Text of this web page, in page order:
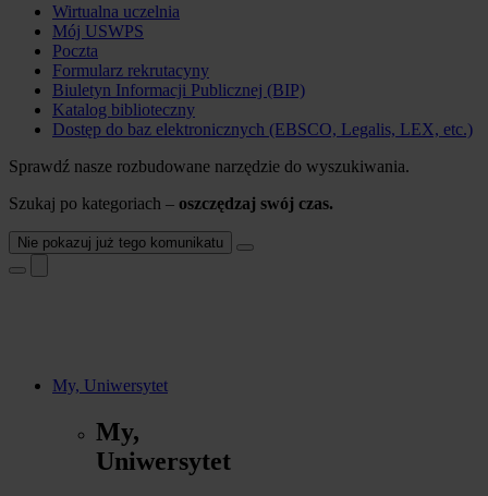
Wirtualna uczelnia
Mój USWPS
Poczta
Formularz rekrutacyny
Biuletyn Informacji Publicznej (BIP)
Katalog biblioteczny
Dostęp do baz elektronicznych (EBSCO, Legalis, LEX, etc.)
Sprawdź nasze rozbudowane narzędzie do wyszukiwania.
Szukaj po kategoriach – oszczędzaj swój czas.
Nie pokazuj już tego komunikatu
My, Uniwersytet
My,
Uniwersytet